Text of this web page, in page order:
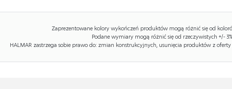
Zaprezentowane kolory wykończeń produktów mogą różnić się od
Podane wymiary mogą różnić się od rzeczywistych +/- 3%.
HALMAR zastrzega sobie prawo do: zmian konstrukcyjnych, usunięcia produktów z